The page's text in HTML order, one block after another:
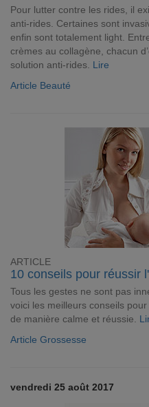
Pour lutter contre les rides, il
anti-rides. Certaines sont
enfin sont totalement light.
crèmes au collagène, chacun
solution anti-rides. Lire
Article Beauté
ARTICLE
10 conseils pour réussir
Tous les gestes ne sont pas
voici les meilleurs conseils pour
de manière calme et réussie.
Article Grossesse
vendredi 25 août 2017